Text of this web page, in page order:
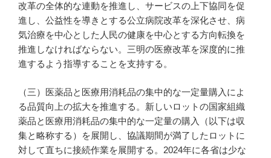
改革の全体的な連動を推進し、サービスの上下協同を促
進し、公益性を導きとする公立病院改革を深化させ、病
気治療を中心とした人民の健康を中心とする方向転換を
推進しなければならない。三明の医療改革を深度的に推
進するよう指導することを支持する。
（三）医薬品と医療用消耗品の集中的な一定量購入によ
る品質向上の拡大を推進する。新しいロットの国家組織
薬品と医療用消耗品の集中的な一定量の購入（以下は収
集と略称する）を展開し、協議期間が満了したロットに
対して直ちに接続作業を展開する。2024年に各省は少な